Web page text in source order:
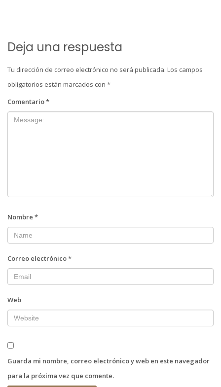
Deja una respuesta
Tu dirección de correo electrónico no será publicada. Los campos
obligatorios están marcados con *
Comentario*
Nombre *
Correo electrónico*
Web
Guarda mi nombre, correo electrónico y web en este navegador
para la próxima vez que comente.